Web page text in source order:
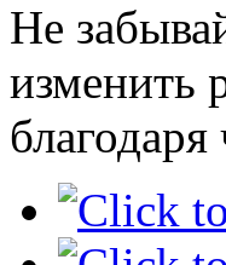
Не
изменить